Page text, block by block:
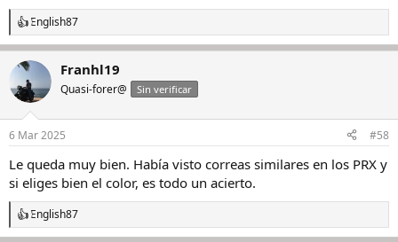
R
e
c
c
i
e
:
English87
Franhl19
Quasi-forer@ Sin verificar
6 Mar 2025 #58
Le queda muy bien. Había visto correas similares en los PRX y
si eliges bien el color, es todo un acierto.
R
e
English87